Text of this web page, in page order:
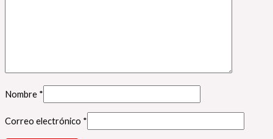
Nombre *
Correo electrónico *